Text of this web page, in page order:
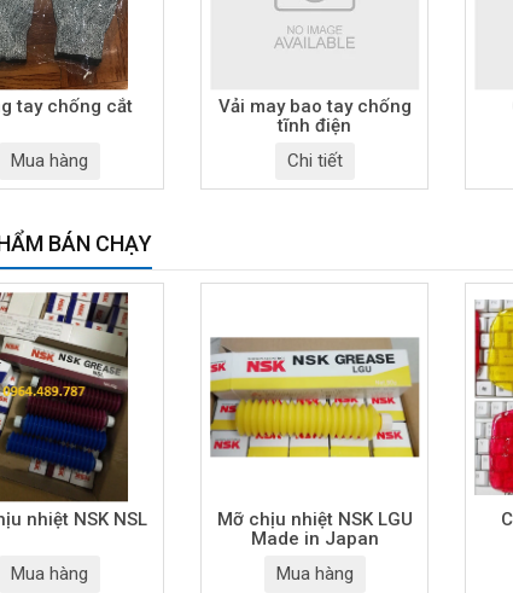
tay chống cắt
Mua hàng
Vải may bao tay chống
tĩnh điện
Chi tiết
BÁN CHẠY
nhiệt NSK NSL
Mua hàng
Mỡ chịu nhiệt NSK LGU
Made in Japan
Mua hàng